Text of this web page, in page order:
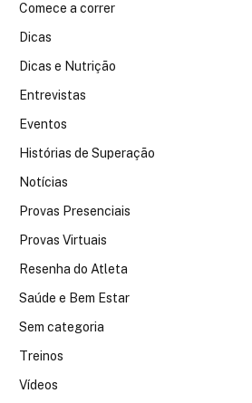
Comece a correr
Dicas
Dicas e Nutrição
Entrevistas
Eventos
Histórias de Superação
Notícias
Provas Presenciais
Provas Virtuais
Resenha do Atleta
Saúde e Bem Estar
Sem categoria
Treinos
Vídeos